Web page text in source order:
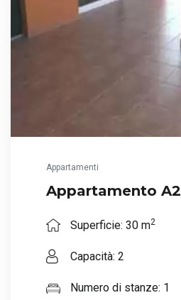
Appartamenti
Appartamento A2
Superficie: 30 m2
Capacità: 2
Numero di stanze: 1